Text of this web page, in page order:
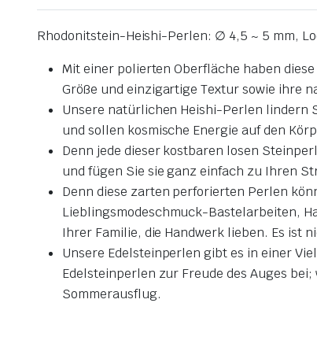
Rhodonitstein-Heishi-Perlen: ∅ 4,5 ~ 5 mm,
Mit einer polierten Oberfläche haben
Größe und einzigartige Textur sowie ihre
Unsere natürlichen Heishi-Perlen lindern
und sollen kosmische Energie auf den
Denn jede dieser kostbaren losen
und fügen Sie sie ganz einfach zu Ihren
Denn diese zarten perforierten Perlen
Lieblingsmodeschmuck-Bastelarbeiten,
Ihrer Familie, die Handwerk lieben. Es ist
Unsere Edelsteinperlen gibt es in einer
Edelsteinperlen zur Freude des Auges
Sommerausflug.